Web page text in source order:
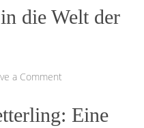
die Welt der
a Comment
Eine